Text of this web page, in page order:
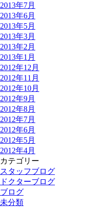
2013年7月
2013年6月
2013年5月
2013年3月
2013年2月
2013年1月
2012年12月
2012年11月
2012年10月
2012年9月
2012年8月
2012年7月
2012年6月
2012年5月
2012年4月
カテゴリー
スタッフブログ
ドクターブログ
ブログ
未分類